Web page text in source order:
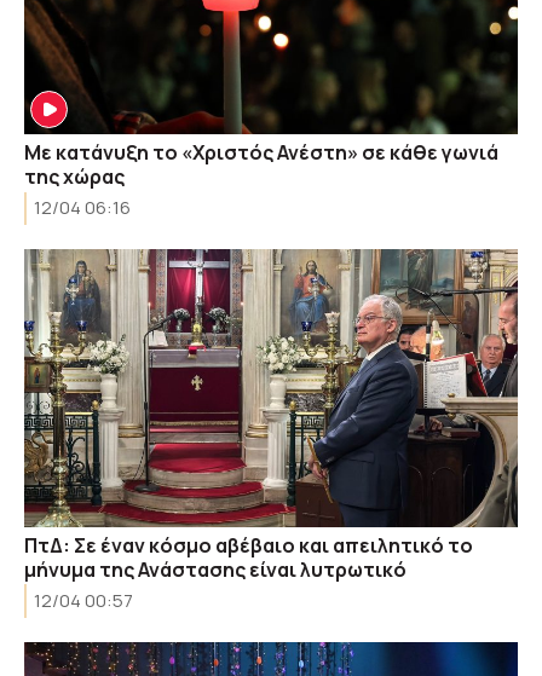
Με κατάνυξη το «Χριστός Ανέστη» σε κάθε γωνιά
της χώρας
12/04 06:16
ΠτΔ: Σε έναν κόσμο αβέβαιο και απειλητικό το
μήνυμα της Ανάστασης είναι λυτρωτικό
12/04 00:57